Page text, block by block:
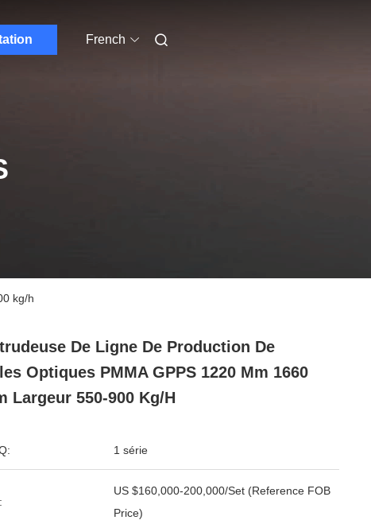
French
kg/h
De Ligne De Production De
Optiques PMMA GPPS 1220 Mm 1660
Largeur 550-900 Kg/h
1 série
US $160,000-200,000/Set (Reference FOB
Price)